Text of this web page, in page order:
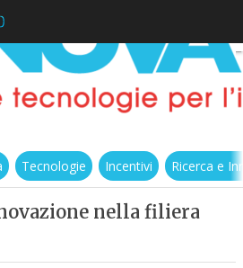
Tecnologie Incentivi Ricerca e
nella filiera